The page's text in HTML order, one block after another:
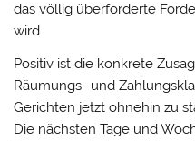
das völlig überforderte
wird.
Positiv ist die konkrete
Räumungs- und
Gerichten jetzt ohnehin zu
Die nächsten Tage und